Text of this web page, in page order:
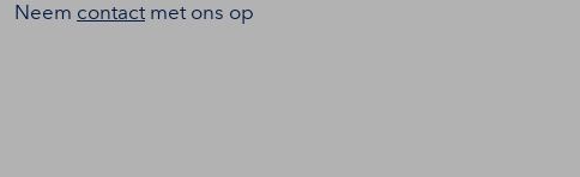
Neem contact met ons op